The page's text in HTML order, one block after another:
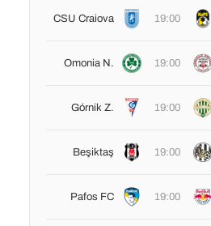
CSU Craiova 19:00
Omonia N. 19:00
Górnik Z. 19:00
Beşiktaş 19:00
Pafos FC 19:00